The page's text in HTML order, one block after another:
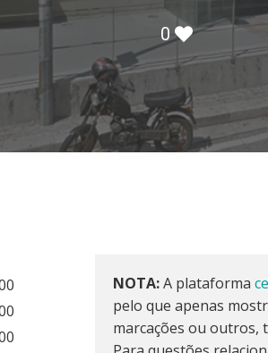
0
NOTA:A plataforma
pelo que apenas
marcações ou outros,